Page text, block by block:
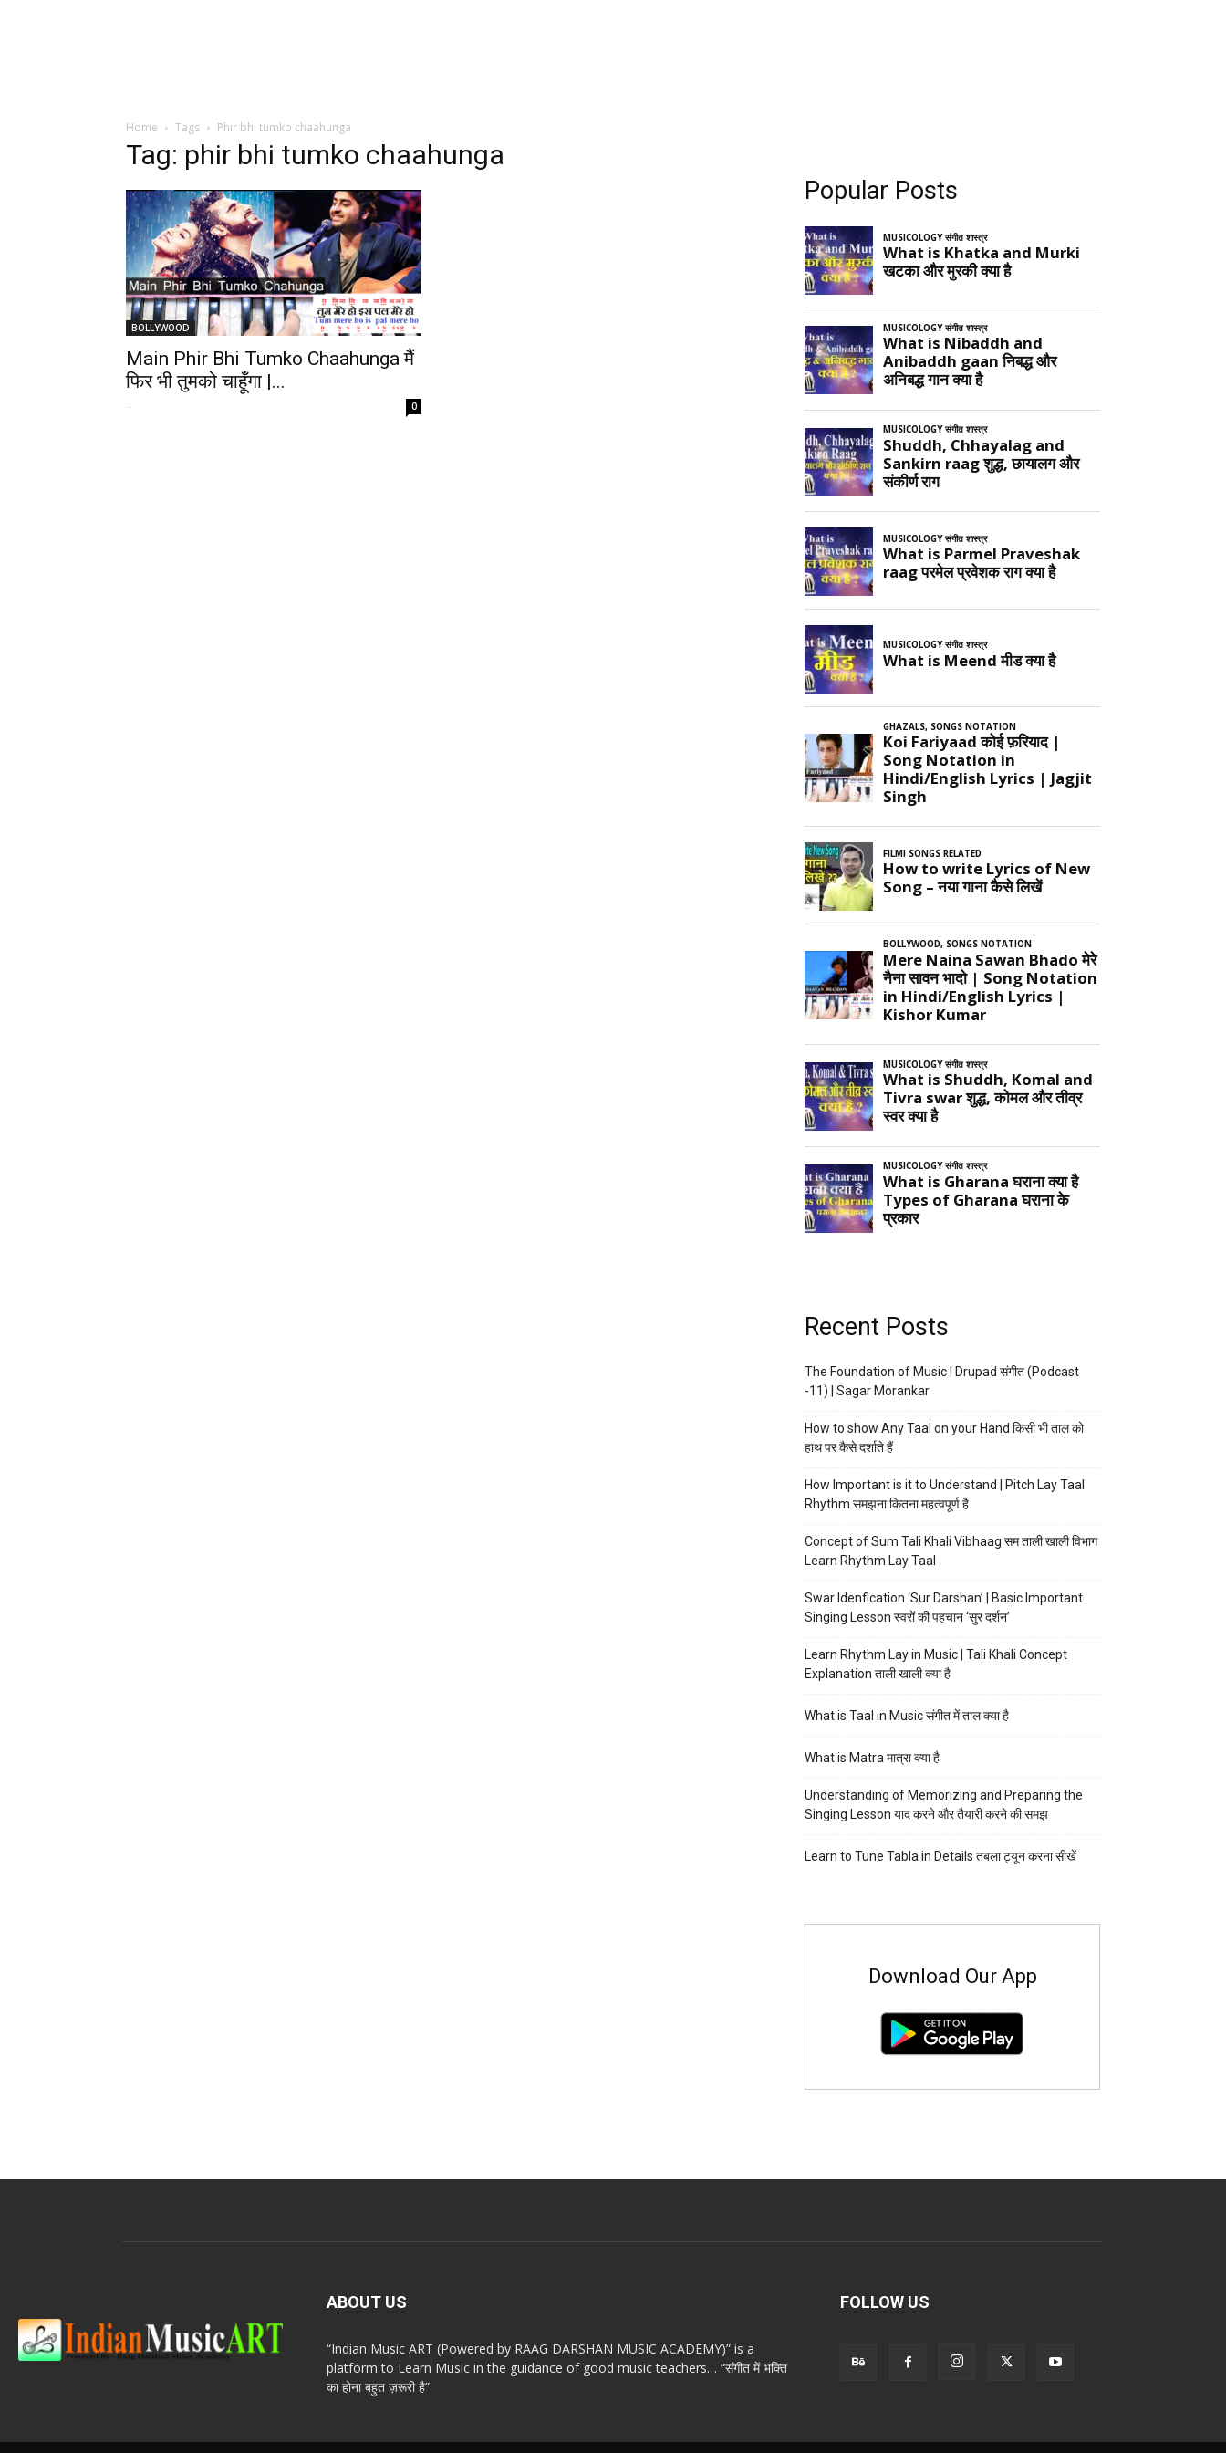
Home Tags Phir bhi tumko chaahunga
Tag: phir bhi tumko chaahunga
BOLLYWOOD
Main Phir Bhi Tumko Chaahunga मैं
फिर भी तुमको चाहूँगा |...
- 0
Popular Posts
Recent Posts
The Foundation of Music | Drupad संगीत (Podcast
-11) | Sagar Morankar
How to show Any Taal on your Hand किसी भी ताल को
हाथ पर कैसे दर्शाते हैं
How Important is it to Understand | Pitch Lay Taal
Rhythm समझना कितना महत्वपूर्ण है
Concept of Sum Tali Khali Vibhaag सम ताली खाली विभाग
Learn Rhythm Lay Taal
Swar Idenfication ‘Sur Darshan’ | Basic Important
Singing Lesson स्वरों की पहचान ‘सुर दर्शन’
Learn Rhythm Lay in Music | Tali Khali Concept
Explanation ताली खाली क्या है
What is Taal in Music संगीत में ताल क्या है
What is Matra मात्रा क्या है
Understanding of Memorizing and Preparing the
Singing Lesson याद करने और तैयारी करने की समझ
Learn to Tune Tabla in Details तबला ट्यून करना सीखें
Download Our App
ABOUT US
“Indian Music ART (Powered by RAAG DARSHAN MUSIC ACADEMY)” is a
platform to Learn Music in the guidance of good music teachers… “संगीत में भक्ति
का होना बहुत ज़रूरी है”
FOLLOW US